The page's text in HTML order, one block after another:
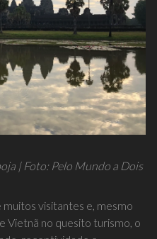
| Foto: Pelo Mundo a Dois
visitantes e, mesmo
Vietnã no quesito turismo, o